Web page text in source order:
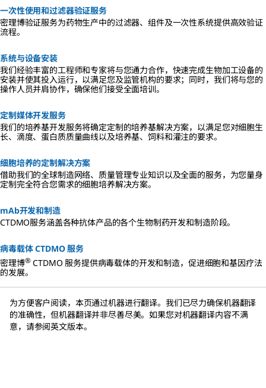
一次性使用和过滤器验证服务
密理博验证服务为药物生产中的过滤器、组件及一次性系统提供高效验证
流程。
系统与设备安装
我们经验丰富的工程师和专家将与您通力合作，快速完成生物加工设备的
安装并使其投入运行，以满足您及监管机构的要求；同时，我们将与您的
操作人员并肩协作，确保他们接受全面培训。
定制媒体开发服务
我们的培养基开发服务将确定定制的培养基解决方案，以满足您对细胞生
长、滴度、蛋白质质量曲线以及培养基、饲料和灌注的要求。
细胞培养的定制解决方案
借助我们的全球制造网络、质量管理专业知识以及全面的服务，为您量身
定制完全符合您需求的细胞培养解决方案。
mAb开发和制造
CTDMO服务涵盖各种抗体产品的各个生物制药开发和制造阶段。
病毒载体 CTDMO 服务
密理博® CTDMO 服务提供病毒载体的开发和制造，促进细胞和基因疗法
的发展。
为方便客户阅读，本页通过机器进行翻译。我们已尽力确保机器翻译
的准确性，但机器翻译并非尽善尽美。如果您对机器翻译内容不满
意，请参阅英文版本。